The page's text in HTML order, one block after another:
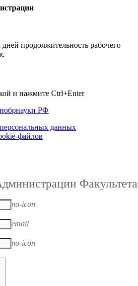
продолжительность рабочего
и нажмите Ctrl+Enter
РФ
данных
файлов
Факультета
no-icon
email
no-icon